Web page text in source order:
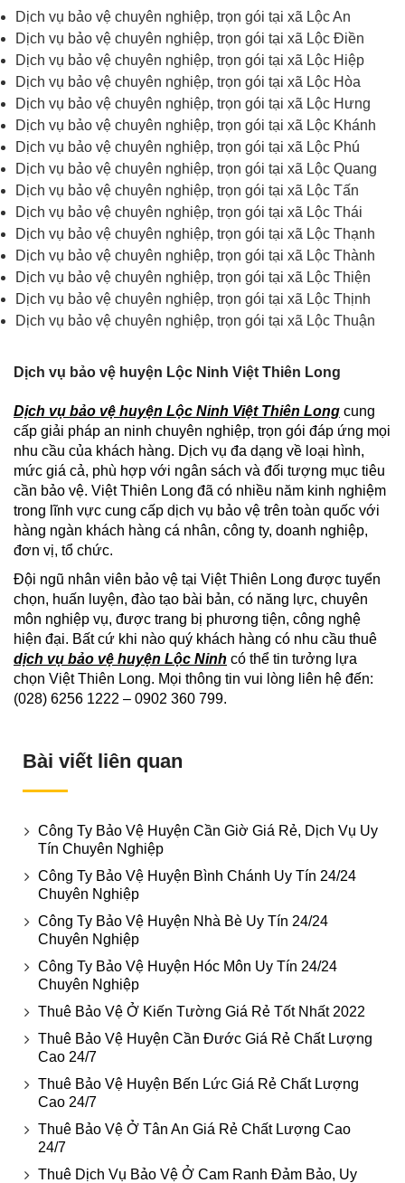
Dịch vụ bảo vệ chuyên nghiệp, trọn gói tại xã Lộc An
Dịch vụ bảo vệ chuyên nghiệp, trọn gói tại xã Lộc Điền
Dịch vụ bảo vệ chuyên nghiệp, trọn gói tại xã Lộc Hiệp
Dịch vụ bảo vệ chuyên nghiệp, trọn gói tại xã Lộc Hòa
Dịch vụ bảo vệ chuyên nghiệp, trọn gói tại xã Lộc Hưng
Dịch vụ bảo vệ chuyên nghiệp, trọn gói tại xã Lộc Khánh
Dịch vụ bảo vệ chuyên nghiệp, trọn gói tại xã Lộc Phú
Dịch vụ bảo vệ chuyên nghiệp, trọn gói tại xã Lộc Quang
Dịch vụ bảo vệ chuyên nghiệp, trọn gói tại xã Lộc Tấn
Dịch vụ bảo vệ chuyên nghiệp, trọn gói tại xã Lộc Thái
Dịch vụ bảo vệ chuyên nghiệp, trọn gói tại xã Lộc Thạnh
Dịch vụ bảo vệ chuyên nghiệp, trọn gói tại xã Lộc Thành
Dịch vụ bảo vệ chuyên nghiệp, trọn gói tại xã Lộc Thiện
Dịch vụ bảo vệ chuyên nghiệp, trọn gói tại xã Lộc Thịnh
Dịch vụ bảo vệ chuyên nghiệp, trọn gói tại xã Lộc Thuận
Dịch vụ bảo vệ huyện Lộc Ninh Việt Thiên Long
Dịch vụ bảo vệ huyện Lộc Ninh Việt Thiên Long cung
cấp giải pháp an ninh chuyên nghiệp, trọn gói đáp ứng mọi
nhu cầu của khách hàng. Dịch vụ đa dạng về loại hình,
mức giá cả, phù hợp với ngân sách và đối tượng mục tiêu
cần bảo vệ. Việt Thiên Long đã có nhiều năm kinh nghiệm
trong lĩnh vực cung cấp dịch vụ bảo vệ trên toàn quốc với
hàng ngàn khách hàng cá nhân, công ty, doanh nghiệp,
đơn vị, tổ chức.
Đội ngũ nhân viên bảo vệ tại Việt Thiên Long được tuyển
chọn, huấn luyện, đào tạo bài bản, có năng lực, chuyên
môn nghiệp vụ, được trang bị phương tiện, công nghệ
hiện đại. Bất cứ khi nào quý khách hàng có nhu cầu thuê
dịch vụ bảo vệ huyện Lộc Ninh có thể tin tưởng lựa
chọn Việt Thiên Long. Mọi thông tin vui lòng liên hệ đến:
(028) 6256 1222 – 0902 360 799.
Bài viết liên quan
Công Ty Bảo Vệ Huyện Cần Giờ Giá Rẻ, Dịch Vụ Uy
Tín Chuyên Nghiệp
Công Ty Bảo Vệ Huyện Bình Chánh Uy Tín 24/24
Chuyên Nghiệp
Công Ty Bảo Vệ Huyện Nhà Bè Uy Tín 24/24
Chuyên Nghiệp
Công Ty Bảo Vệ Huyện Hóc Môn Uy Tín 24/24
Chuyên Nghiệp
Thuê Bảo Vệ Ở Kiến Tường Giá Rẻ Tốt Nhất 2022
Thuê Bảo Vệ Huyện Cần Đước Giá Rẻ Chất Lượng
Cao 24/7
Thuê Bảo Vệ Huyện Bến Lức Giá Rẻ Chất Lượng
Cao 24/7
Thuê Bảo Vệ Ở Tân An Giá Rẻ Chất Lượng Cao
24/7
Thuê Dịch Vụ Bảo Vệ Ở Cam Ranh Đảm Bảo, Uy